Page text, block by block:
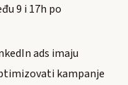
9 i 17h po
ads imaju
kampanje